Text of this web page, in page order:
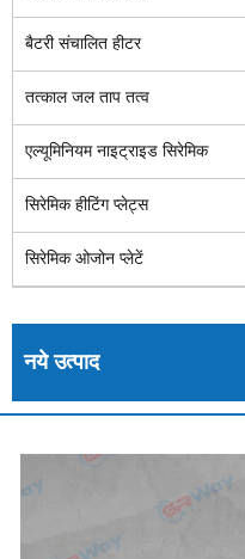
बैटरी संचालित हीटर
तत्काल जल ताप तत्व
एल्यूमिनियम नाइट्राइड सिरेमिक
सिरेमिक हीटिंग प्लेट्स
सिरेमिक ओजोन प्लेटें
नये उत्पाद